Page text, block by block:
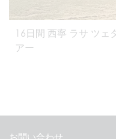
16日間 西寧 ラサ ツェ
アー